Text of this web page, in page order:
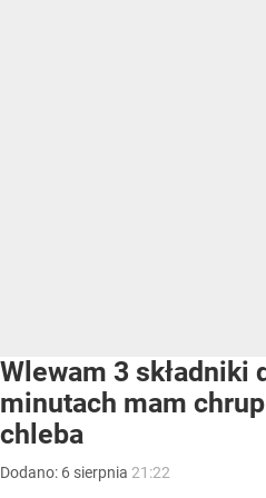
Wlewam 3 składniki
minutach mam
chleba
Dodano: 6 sierpnia 21:22